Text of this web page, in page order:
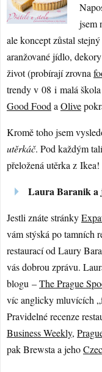
jsem
ale koncept zůstal
aranžované jídlo,
život (probírají zrovna
trendy v 08 i malá
Good Food a Olive
Kromě toho jsem
utěrkáč. Pod každým
přeložená utěrka z
Laura Baranik a
Jestli znáte stránky
vám stýská po tamních
restaurací od Laury
vás dobrou zprávu.
blogu –The Prague
víc anglicky mluvících
Pravidelné recenze
Business Weekly,
pak Brewsta a jeho